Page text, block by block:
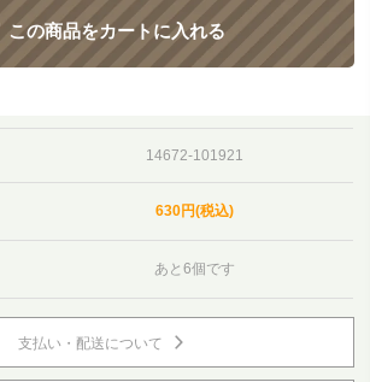
この商品をカートに入れる
14672-101921
630円(税込)
あと6個です
支払い・配送について